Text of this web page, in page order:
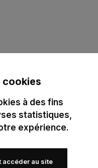
cookies
à des fins
statistiques,
expérience.
accéder au site